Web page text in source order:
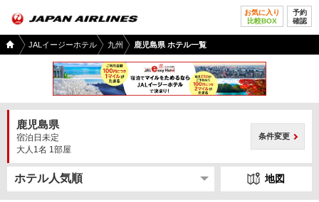
お気に入り
比較BOX
予約
確認
国内
ツア
JALイージーホテル 九州 鹿児島県 ホテル一覧
鹿児島県
宿泊日未定
大人1名 1部屋
条件変更
地図